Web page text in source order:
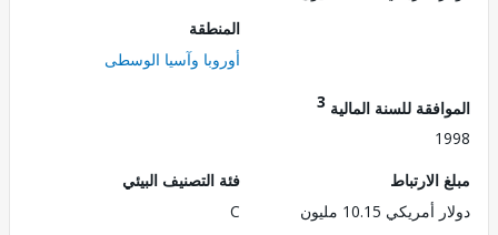
أوروبا وآسيا الوسطى
للسنة المالية3
10.15 مليون
فئة التصنيف البيئي